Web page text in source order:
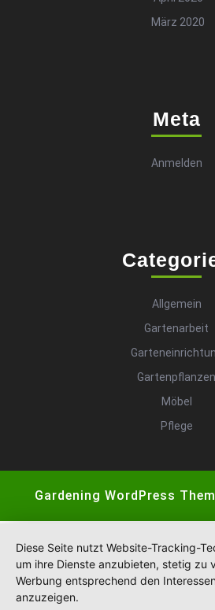
März 2020
Meta
Anmelden
Allgemein
Gartenarbeit
Gartenpflanzen
Möbel
Pflege
Gardening WordPress
Diese Seite nutzt Website-Tracking-
um ihre Dienste anzubieten, stetig zu
Werbung entsprechend den
anzuzeigen.